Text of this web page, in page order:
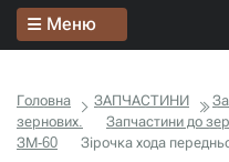
Меню
Головна ЗАПЧАСТИНИ
зернових.
Запчастини до
ЗМ-60
Зірочка хода